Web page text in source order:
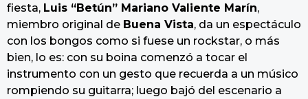
fiesta, Luis “Betún” Mariano Valiente Marín,
miembro original de Buena Vista, da un espectáculo
con los bongos como si fuese un rockstar, o más
bien, lo es: con su boina comenzó a tocar el
instrumento con un gesto que recuerda a un músico
rompiendo su guitarra; luego bajó del escenario a